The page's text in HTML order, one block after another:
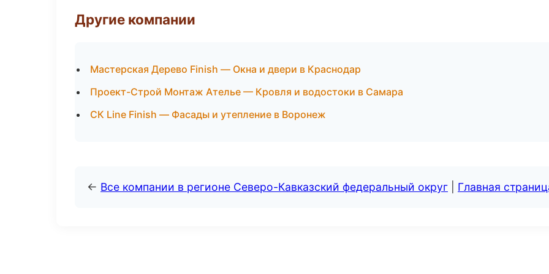
Другие компании
Мастерская Дерево Finish — Окна и двери в Краснодар
Проект-Строй Монтаж Ателье — Кровля и водостоки в Самара
СК Line Finish — Фасады и утепление в Воронеж
← Все компании в регионе Северо-Кавказский федеральный округ Главная